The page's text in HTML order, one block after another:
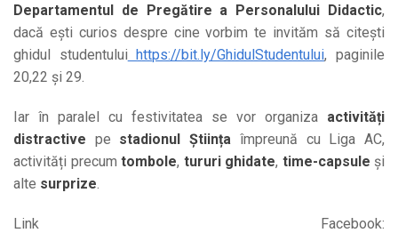
Departamentul de Pregătire a Personalului Didactic,
dacă ești curios despre cine vorbim te invităm să citești
ghidul studentului https://bit.ly/GhidulStudentului, paginile
20,22 și 29.
Iar în paralel cu festivitatea se vor organiza activități
distractive pe stadionul Știința împreună cu Liga AC,
activități precum tombole, tururi ghidate, time-capsule și
alte surprize.
Link Facebook: